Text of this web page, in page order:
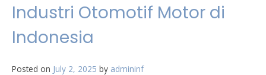
Industri Otomotif Motor di
Indonesia
Posted on July 2, 2025 by admininf